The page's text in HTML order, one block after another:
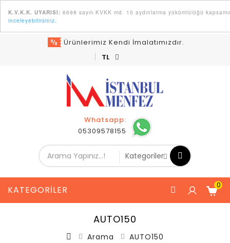
K.V.K.K. UYARISI: 6698 sayılı KVKK md. 10 aydınlatma yükümlülüğü
inceleyebilirsiniz.
Ürünlerimiz Kendi İmalatımızdır.
TL
Whatsapp:
05309578155
KATEGORILER 0
AUTO150
Arama AUTO150